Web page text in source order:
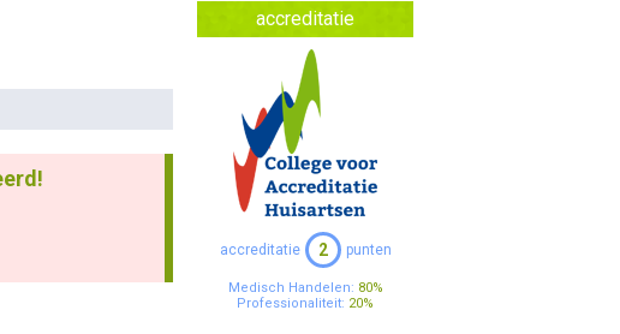
Openbaar Apothekers
Ziekenhuis Apothekers
Apothekers Assistenten
OVERIGE SPECIALISMEN
Artsen Verstandelijk Gehandicapten
Specialisten Ouderengeneeskunde
accreditatie
accreditatie 2 punten
Medisch Handelen: 80%
Professionaliteit: 20%